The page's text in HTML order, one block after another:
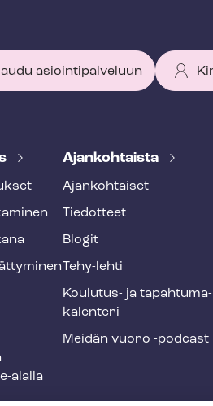
asiointipalveluun
alalla
Ajankohtaista
Ajankohtaiset
Tiedotteet
Blogit
Tehy-lehti
Koulutus- ja ta­pah­tu­ma­
ka­len­te­ri
Meidän vuoro -podcast